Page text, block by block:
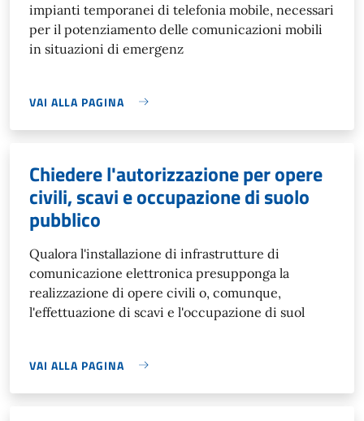
impianti temporanei di telefonia mobile, necessari
per il potenziamento delle comunicazioni mobili
in situazioni di emergenz
VAI ALLA PAGINA
Chiedere l'autorizzazione per opere
civili, scavi e occupazione di suolo
pubblico
Qualora l'installazione di infrastrutture di
comunicazione elettronica presupponga la
realizzazione di opere civili o, comunque,
l'effettuazione di scavi e l'occupazione di suol
VAI ALLA PAGINA